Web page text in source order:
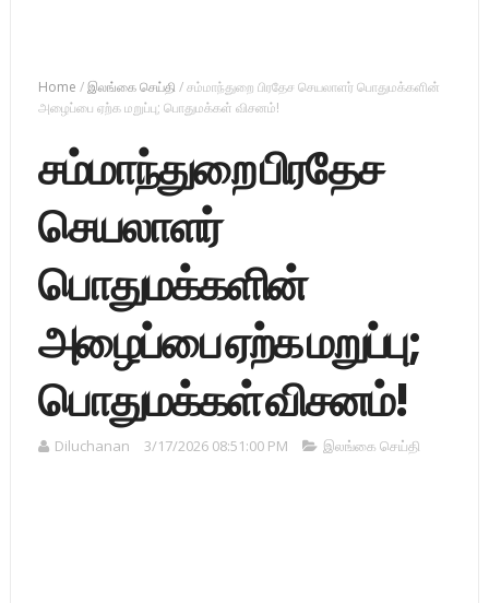
Home /இலங்கை செய்தி /சம்மாந்துறை பிரதேச செயலாளர் பொதுமக்களின்
அழைப்பை ஏற்க மறுப்பு; பொதுமக்கள் விசனம்!
சம்மாந்துறை பிரதேச
செயலாளர்
பொதுமக்களின்
அழைப்பை ஏற்க மறுப்பு;
பொதுமக்கள் விசனம்!
Diluchanan 3/17/2026 08:51:00 PM இலங்கை செய்தி